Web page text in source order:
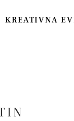
KREATIVNA